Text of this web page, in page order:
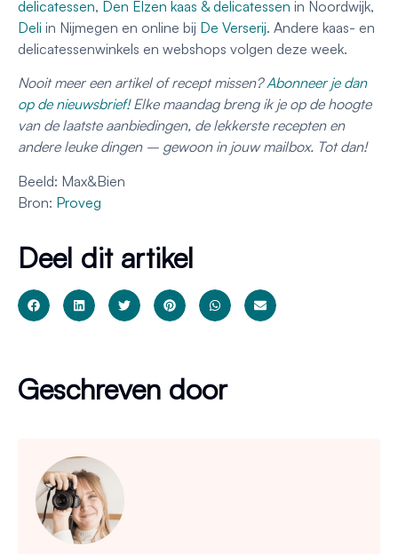
delicatessen, Den Elzen kaas & delicatessen in Noordwijk,
Deli in Nijmegen en online bij De Verserij. Andere kaas- en
delicatessenwinkels en webshops volgen deze week.
Nooit meer een artikel of recept missen?Abonneer je dan
op de nieuwsbrief!Elke maandag breng ik je op de hoogte
van de laatste aanbiedingen, de lekkerste recepten en
andere leuke dingen – gewoon in jouw mailbox. Tot dan!
Beeld: Max&Bien
Bron: Proveg
Deel dit artikel
Geschreven door